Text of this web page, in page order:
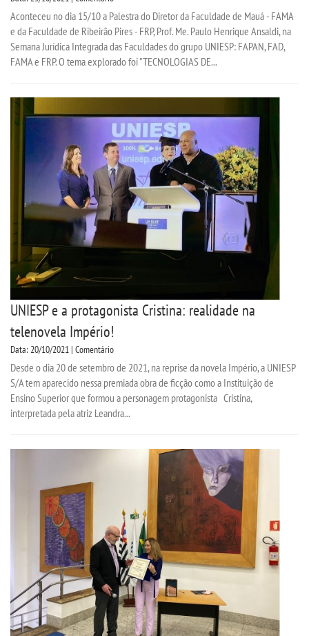
Aconteceu no dia 15/10 a Palestra do Diretor da Faculdade de Mauá - FAMA
e da Faculdade de Ribeirão Pires - FRP, Prof. Me. Paulo Henrique Ansaldi, na
Semana Jurídica Integrada das Faculdades do grupo UNIESP: FAPAN, FAD,
FAMA e FRP. O tema explorado foi "TECNOLOGIAS DE...
UNIESP e a protagonista Cristina: realidade na
telenovela Império!
Data: 20/10/2021 | Comentário
Desde o dia 20 de setembro de 2021, na reprise da novela Império, a UNIESP
S/A tem aparecido nessa premiada obra de ficção como a Instituição de
Ensino Superior que formou a personagem protagonista Cristina,
interpretada pela atriz Leandra...